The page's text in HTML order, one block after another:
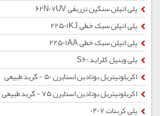
پلی اتیلن سنگین تزریقی 62N07UV
پلی اتیلن سبک خطی 22501KJ
پلی اتیلن سبک خطی 22501AA
پلی وینیل کلراید S60
اکریلونیتریل بوتادین استایرن 50 - گرید طبیعی
اکریلونیتریل بوتادین استایرن 75 - گرید طبیعی
پلی کربنات 0407